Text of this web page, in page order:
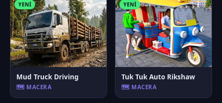
YENI
Mud Truck Driving
🗺️ MACERA
YENI
Tuk Tuk Auto Rikshaw
🗺️ MACERA